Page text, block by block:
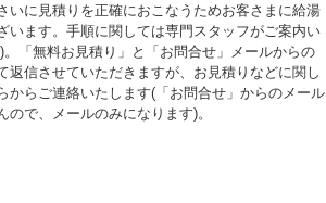
いに見積りを正確におこなうためお客さまに給湯
います。手順に関しては専門スタッフがご案内い
「無料お見積り」と「お問合せ」メールからの
返信させていただきますが、お見積りなどに関し
からご連絡いたします(「お問合せ」からのメール
で、メールのみになります)。